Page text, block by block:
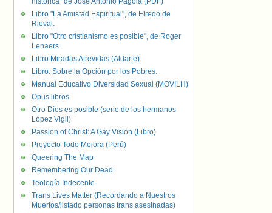
Libro "La Amistad Espiritual", de Elredo de
Rieval.
Libro "Otro cristianismo es posible", de Roger
Lenaers
Libro Miradas Atrevidas (Aldarte)
Libro: Sobre la Opción por los Pobres.
Manual Educativo Diversidad Sexual (MOVILH)
Opus libros
Otro Dios es posible (serie de los hermanos
López Vigil)
Passion of Christ: A Gay Vision (Libro)
Proyecto Todo Mejora (Perú)
Queering The Map
Remembering Our Dead
Teología Indecente
Trans Lives Matter (Recordando a Nuestros
Muertos/listado personas trans asesinadas)